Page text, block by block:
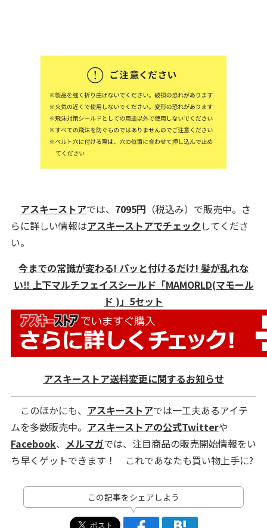
アスキーストアでは、 7095円 （税込み）で販売中。さ
らに詳しい情報はアスキーストアでチェックしてくださ
い。
今までの常識が変わる! パッと付けるだけ! 髪が乱れな
い‼ 上下マルチフェイスシールド「MAMORLD(マモール
ド )」5セット
アスキーストア送料変更に関するお知らせ
このほかにも、 アスキーストアでは一工夫あるアイテ
ムを多数販売中。 アスキーストアの公式Twitterや
Facebook、 メルマガでは、注目商品の販売開始情報をい
ち早くゲットできます！ これであなたも買い物上手に?
この記事をシェアしよう